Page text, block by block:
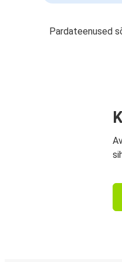
Pardateenused